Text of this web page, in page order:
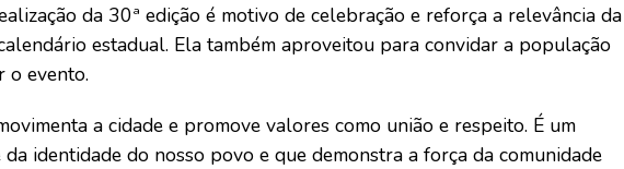
da 30ª edição é motivo de celebração e reforça a relevância da
estadual. Ela também aproveitou para convidar a população
o evento.
a cidade e promove valores como união e respeito. É um
identidade do nosso povo e que demonstra a força da comunidade